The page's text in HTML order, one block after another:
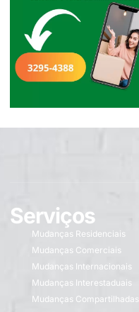
Serviços
Mudanças Residenciais
Mudanças Comerciais
Mudanças Internacionais
Mudanças Interestaduais
Mudanças Compartilhadas